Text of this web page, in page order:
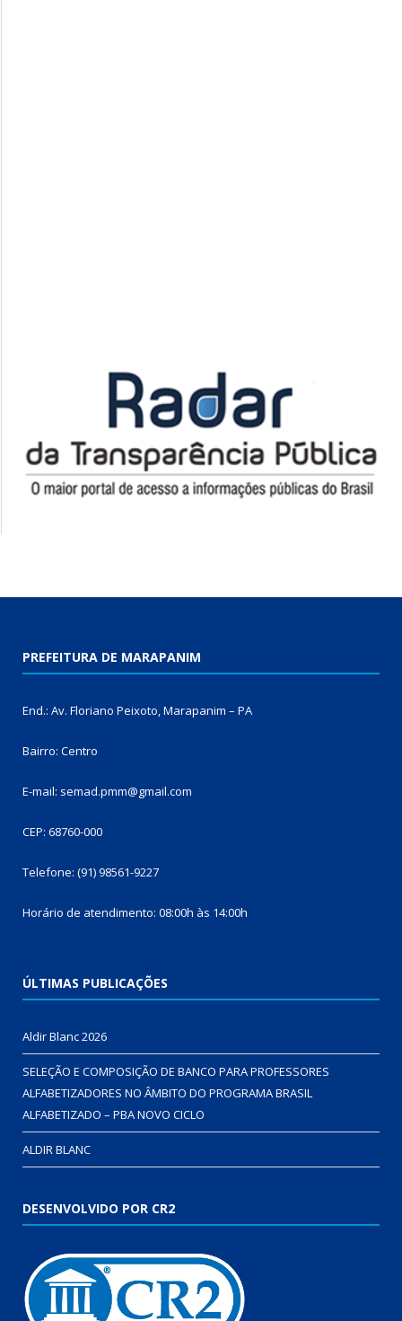
PREFEITURA DE MARAPANIM
End.: Av. Floriano Peixoto, Marapanim – PA
Bairro: Centro
E-mail: semad.pmm@gmail.com
CEP: 68760-000
Telefone: (91) 98561-9227
Horário de atendimento: 08:00h às 14:00h
ÚLTIMAS PUBLICAÇÕES
Aldir Blanc 2026
SELEÇÃO E COMPOSIÇÃO DE BANCO PARA PROFESSORES
ALFABETIZADORES NO ÂMBITO DO PROGRAMA BRASIL
ALFABETIZADO – PBA NOVO CICLO
ALDIR BLANC
DESENVOLVIDO POR CR2